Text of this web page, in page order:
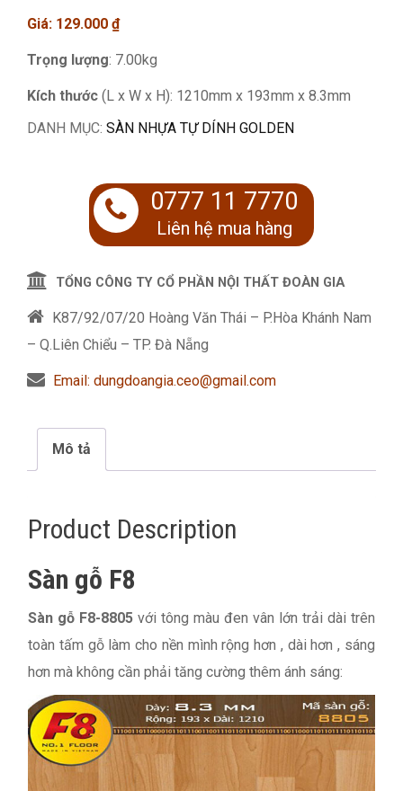
Giá: 129.000 ₫
Trọng lượng: 7.00kg
Kích thước (L x W x H): 1210mm x 193mm x 8.3mm
DANH MỤC: SÀN NHỰA TỰ DÍNH GOLDEN
0777 11 7770
Liên hệ mua hàng
TỔNG CÔNG TY CỔ PHẦN NỘI THẤT ĐOÀN GIA
K87/92/07/20 Hoàng Văn Thái – P.Hòa Khánh Nam
– Q.Liên Chiểu – TP. Đà Nẵng
Email: dungdoangia.ceo@gmail.com
Mô tả
Product Description
Sàn gỗ F8
Sàn gỗ F8-8805 với tông màu đen vân lớn trải dài trên
toàn tấm gỗ làm cho nền mình rộng hơn , dài hơn , sáng
hơn mà không cần phải tăng cường thêm ánh sáng: